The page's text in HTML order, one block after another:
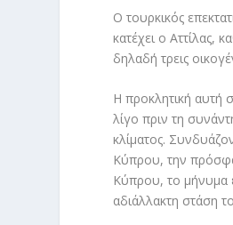
Ο τουρκικός
κατέχει ο Αττίλας,
δηλαδή τρεις
Η προκλητική αυτή
λίγο πριν τη
κλίματος.
Κύπρου, την
Κύπρου, το μήνυμα
αδιάλλακτη στάση